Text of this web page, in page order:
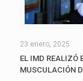
23 enero, 2025
EL IMD REALIZÓ
MUSCULACIÓN